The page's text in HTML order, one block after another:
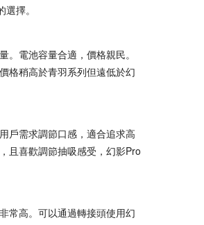
擇。
電池容量合適，價格親民。
格稍高於青羽系列但遠低於幻
戶需求調節口感，適合追求高
且喜歡調節抽吸感受，幻影Pro
常高。可以通過轉接頭使用幻